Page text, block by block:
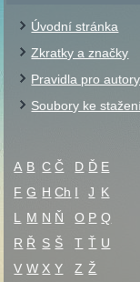
Úvodní stránka
Zkratky a značky
Pravidla pro autory
Soubory ke
A B C Č D Ď E
F G H Ch I J K
L
M N Ň O P Q
R Ř S Š T Ť U
V W X Y Z Ž